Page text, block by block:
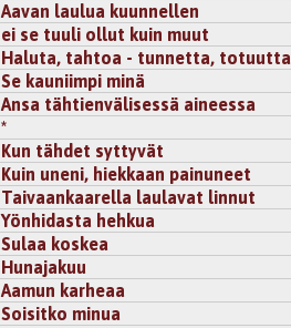
Aavan laulua kuunnellen
ei se tuuli ollut kuin muut
Haluta, tahtoa - tunnetta, totuutta
Se kauniimpi minä
Ansa tähtienvälisessä aineessa
*
Kun tähdet syttyvät
Kuin uneni, hiekkaan painuneet
Taivaankaarella laulavat linnut
Yönhidasta hehkua
Sulaa koskea
Hunajakuu
Aamun karheaa
Soisitko minua